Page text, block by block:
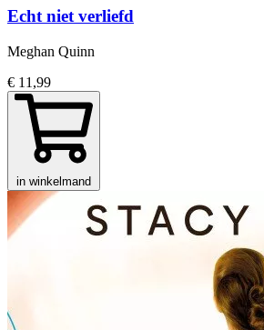
Echt niet verliefd
Meghan Quinn
€ 11,99
in winkelmand